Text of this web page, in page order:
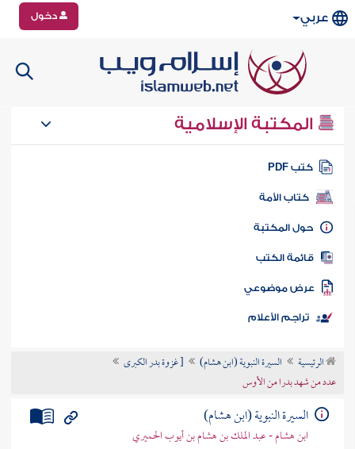
عربي دخول
المكتبة الإسلامية
كتب PDF
كتاب الأمة
المكتبة
الكتب
موضوعي
تراجم الأعلام
الرئيسية السيرة النبوية (ابن هشام)
[ غزوة بدر الكبرى
عدد من شهد بدرا من الأوس
السيرة النبوية (ابن هشام)
ابن هشام - عبد الملك بن هشام بن أيوب الحميري